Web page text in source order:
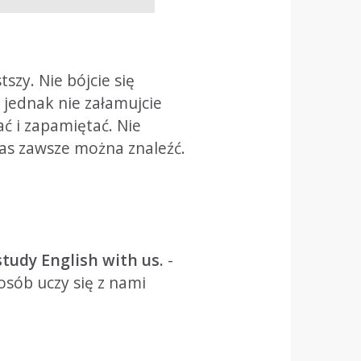
Nie bójcie się
nie załamujcie
i zapamiętać. Nie
zawsze można znaleźć.
English with us. -
uczy się z nami